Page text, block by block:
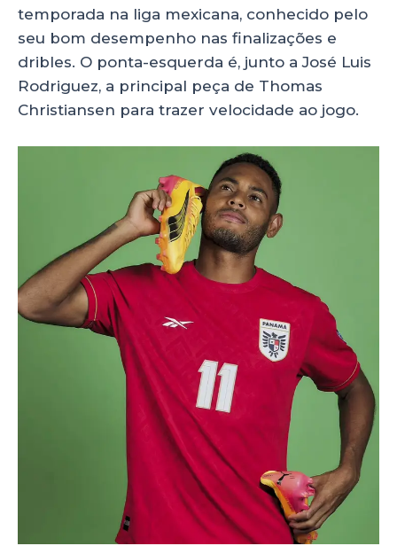
temporada na liga mexicana, conhecido pelo
seu bom desempenho nas finalizações e
dribles. O ponta-esquerda é, junto a José Luis
Rodriguez, a principal peça de Thomas
Christiansen para trazer velocidade ao jogo.